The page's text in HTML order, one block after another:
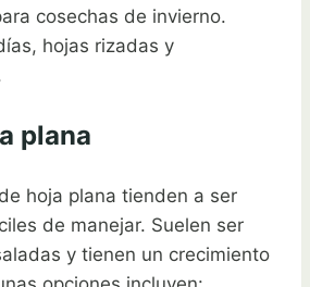
cosechas de invierno.
hojas rizadas y
plana
hoja plana tienden a ser
de manejar. Suelen ser
y tienen un crecimiento